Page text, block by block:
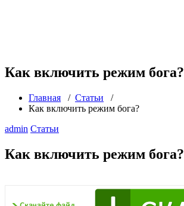
Как включить режим бога?
Главная / Статьи /
Как включить режим бога?
admin Статьи
Как включить режим бога?